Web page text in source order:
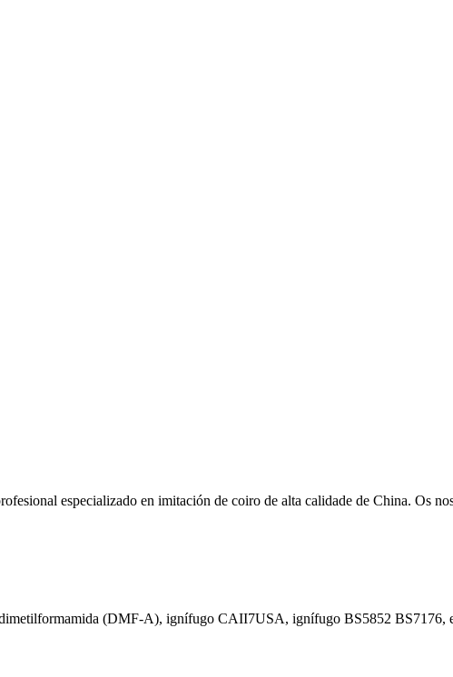
especializado en imitación de coiro de alta calidade de China. Os
(DMF-A), ignífugo CAII7USA, ignífugo BS5852 BS7176,